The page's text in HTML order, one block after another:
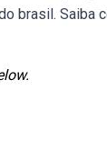
brasil. Saiba